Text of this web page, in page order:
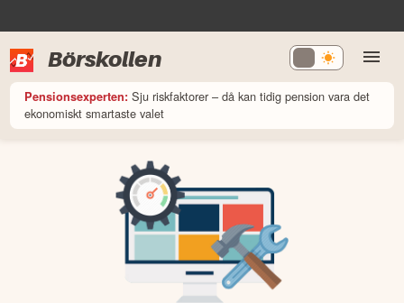
Börskollen
Pensionsexperten: Sju riskfaktorer – då kan tidig pension vara det
ekonomiskt smartaste valet